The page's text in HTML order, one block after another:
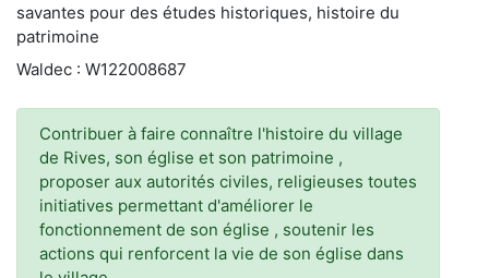
savantes pour des études historiques, histoire du
patrimoine
Waldec : W122008687
Contribuer à faire connaître l'histoire du village
de Rives, son église et son patrimoine ,
proposer aux autorités civiles, religieuses toutes
initiatives permettant d'améliorer le
fonctionnement de son église , soutenir les
actions qui renforcent la vie de son église dans